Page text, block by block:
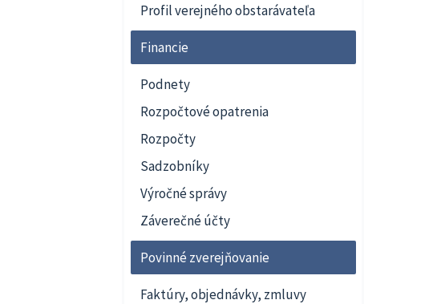
Profil verejného obstarávateľa
Financie
Podnety
Rozpočtové opatrenia
Rozpočty
Sadzobníky
Výročné správy
Záverečné účty
Povinné zverejňovanie
Faktúry, objednávky, zmluvy